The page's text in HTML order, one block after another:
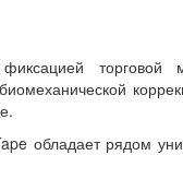
торговой
обладает рядом